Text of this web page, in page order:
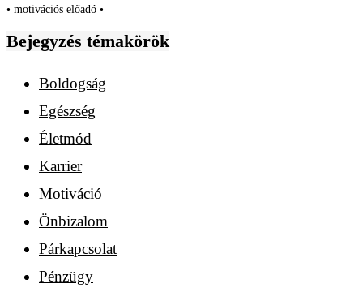
• motivációs előadó •
Bejegyzés témakörök
Boldogság
Egészség
Életmód
Karrier
Motiváció
Önbizalom
Párkapcsolat
Pénzügy